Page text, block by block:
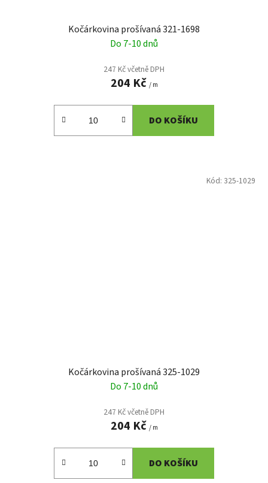
Kočárkovina prošívaná 321-1698
Do 7-10 dnů
247 Kč včetně DPH
204 Kč / m
DO KOŠÍKU
Kočárkovina prošívaná 325-1029
Do 7-10 dnů
247 Kč včetně DPH
204 Kč / m
DO KOŠÍKU
Kód: 325-1029